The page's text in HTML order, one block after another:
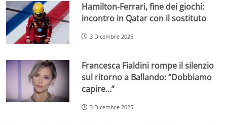
Hamilton-Ferrari, fine dei giochi:
incontro in Qatar con il sostituto
3 Dicembre 2025
Francesca Fialdini rompe il silenzio
sul ritorno a Ballando: “Dobbiamo
capire…”
3 Dicembre 2025